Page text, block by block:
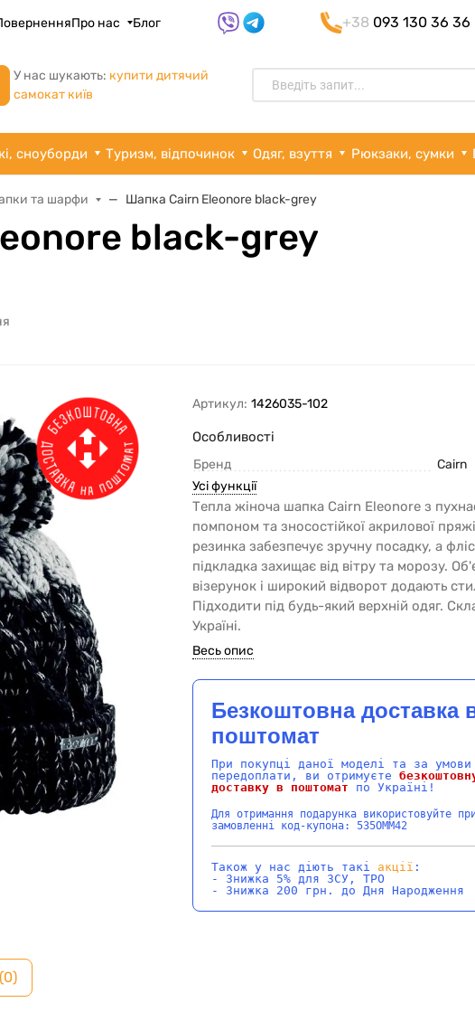
Про нас Блог +38 093 130 36 36
У нас шукають: купити дитячий
самокат київ
сноуборди Туризм, відпочинок Одяг, взуття Рюкзаки, сумки
та шарфи Шапка Cairn Eleonore black-grey
black-grey
Артикул: 1426035-102
Особливості
Бренд
Cairn
Усі функції
Тепла жіноча шапка Cairn Eleonore з
помпоном та зносостійкої акрилової
резинка забезпечує зручну посадку, а
підкладка захищає від вітру та морозу.
візерунок і широкий відворот додають
Підходити під будь-який верхній одяг.
Україні.
Весь опис
Безкоштовна доставка
поштомат
При покупці даної моделі та за умови
передоплати, ви отримуєте
доставку в поштомат по Україні!
Для отримання подарунка використовуйте
замовленні код-купона: 535OMM42
Також у нас діють такі акції :
- Знижка 5% для ЗСУ, ТРО
- Знижка 200 грн. до Дня Народження